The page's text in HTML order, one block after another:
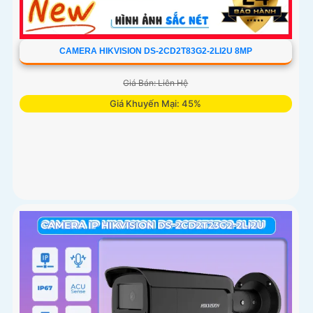
CAMERA HIKVISION DS-2CD2T83G2-2LI2U 8MP
Giá Bán: Liên Hệ
Giá Khuyến Mại: 45%